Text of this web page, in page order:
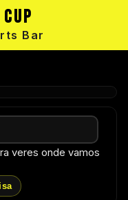
Bar
veres onde vamos